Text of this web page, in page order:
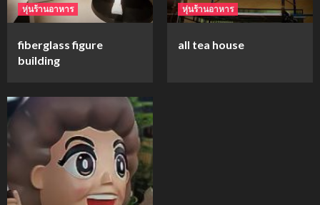
5
ม็อคอัพน้ำมันวังว่าน
หุ่นร้านอาหาร
fiberglass figure
building
หุ่นร้านอาหาร
all tea house